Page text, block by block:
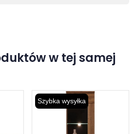
w tej samej
Szybka wysyłka